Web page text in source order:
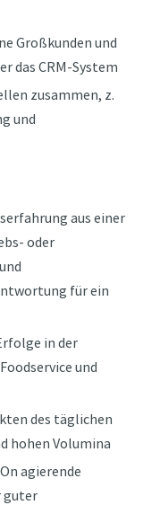
Großkunden und
das CRM-System
zusammen, z.
und
aus einer
oder
für ein
in der
und
des täglichen
hohen Volumina
agierende
guter